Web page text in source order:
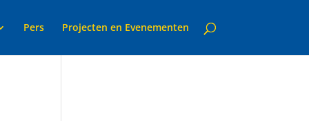
Pers Projecten en Evenementen